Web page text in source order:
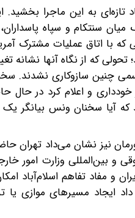
تازه‌ای به این ماجرا
میان سنتکام و سپاه
که با اتاق عملیات مشترک
تحولی که از نگاه آنها
چنین سازوکاری نشدند.
و اعلام کرد در حال
سخنان ونس بیانگر یک
نیز نشان می‌داد تهران
و بین‌المللی وزارت امور
و مفاد تفاهم اسلام‌آباد
ایجاد مسیرهای موازی یا